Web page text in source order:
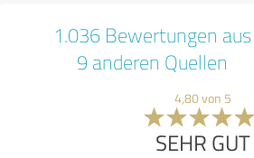
1.036 Bewertungen aus
9 anderen Quellen
4,80 von 5
SEHR GUT